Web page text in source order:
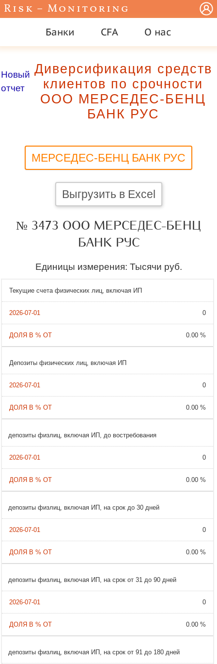
Risk – Monitoring
Банки CFA О нас
Новый
отчет
Диверсификация средств
клиентов по срочности
ООО МЕРСЕДЕС-БЕНЦ
БАНК РУС
МЕРСЕДЕС-БЕНЦ БАНК РУС
Выгрузить в Excel
№ 3473 ООО МЕРСЕДЕС-БЕНЦ
БАНК РУС
Единицы измерения: Тысячи руб.
Текущие счета физических лиц, включая ИП
0
0.00 %
Депозиты физических лиц, включая ИП
0
0.00 %
депозиты физлиц, включая ИП, до востребования
0
0.00 %
депозиты физлиц, включая ИП, на срок до 30 дней
0
0.00 %
депозиты физлиц, включая ИП, на срок от 31 до 90 дней
0
0.00 %
депозиты физлиц, включая ИП, на срок от 91 до 180 дней